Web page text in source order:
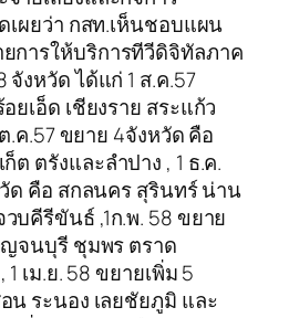
เผยว่า กสท.เห็นชอบแผน
การให้บริการทีวีดิจิทัลภาค
งหวัด ได้แก่ 1 ส.ค.57
ยเอ็ด เชียงราย สระแก้ว
.ค.57 ขยาย 4จังหวัด คือ
ต ตรังและลำปาง , 1 ธ.ค.
ด คือ สกลนคร สุรินทร์ น่าน
บคีรีขันธ์ ,1ก.พ. 58 ขยาย
ญจนบุรี ชุมพร ตราด
เม.ย. 58 ขยายเพิ่ม 5
น ระนอง เลยชัยภูมิ และ